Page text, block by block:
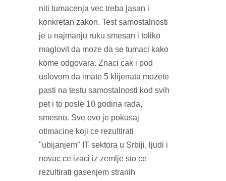
niti tumacenja vec treba jasan i
konkretan zakon. Test samostalnosti
je u najmanju ruku smesan i toliko
maglovit da moze da se tumaci kako
kome odgovara. Znaci cak i pod
uslovom da imate 5 klijenata mozete
pasti na testu samostalnosti kod svih
pet i to posle 10 godina rada,
smesno. Sve ovo je pokusaj
otimacine koji ce rezultirati
"ubijanjem" IT sektora u Srbiji, ljudi i
novac ce izaci iz zemlje sto ce
rezultirati gasenjem stranih